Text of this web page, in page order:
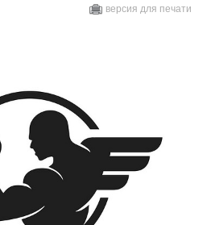
версия для печати